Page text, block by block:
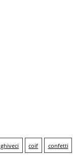
coif confetti